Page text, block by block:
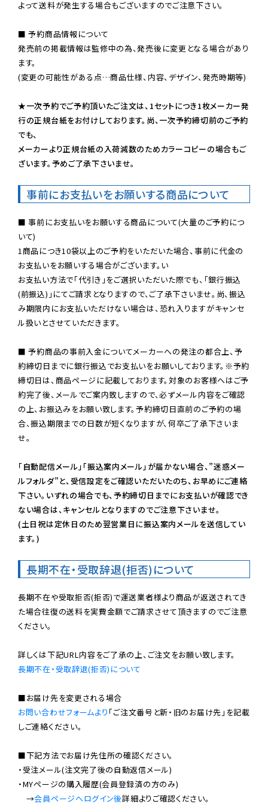
よって送料が発生する場合もございますのでご注意下さい。
■ 予約商品情報について
発売前の掲載情報は監修中の為、発売後に変更となる場合があり
ます。
(変更の可能性がある点…商品仕様、内容、デザイン、発売時期等)
★一次予約でご予約頂いたご注文は、1セットにつき1枚メーカー発
行の正規台紙をお付けしております。尚、一次予約締切前のご予約
でも、
メーカーより正規台紙の入荷減数のためカラーコピーの場合もご
ざいます。予めご了承下さいませ。
事前にお支払いをお願いする商品について
■ 事前にお支払いをお願いする商品について(大量のご予約につ
いて)
1商品につき10袋以上のご予約をいただいた場合、事前に代金の
お支払いをお願いする場合がございます。い
お支払い方法で「代引き」をご選択いただいた際でも、「銀行振込
(前振込)」にてご請求となりますので、ご了承下さいませ。尚、振込
み期限内にお支払いただけない場合は、恐れ入りますがキャンセ
ル扱いとさせていただきます。
■ 予約商品の事前入金についてメーカーへの発注の都合上、予
約締切日までに銀行振込でお支払いをお願いしております。※予約
締切日は、商品ページに記載しております。対象のお客様へはご予
約完了後、メールでご案内致しますので、必ずメール内容をご確認
の上、お振込みをお願い致します。予約締切日直前のご予約の場
合、振込期限までの日数が短くなりますが、何卒ご了承下さいま
せ。
「自動配信メール」「振込案内メール」が届かない場合、”迷惑メー
ルフォルダ”と、受信設定をご確認いただいたのち、お早めにご連絡
下さい。いずれの場合でも、予約締切日までにお支払いが確認でき
ない場合は、キャンセルとなりますのでご注意下さいませ。
(土日祝は定休日のため翌営業日に振込案内メールを送信してい
ます。)
長期不在・受取辞退(拒否)について
長期不在や受取拒否(拒否)で運送業者様より商品が返送されてき
た場合往復の送料を実費金額でご請求させて頂きますのでご注意
ください。
長期不在・受取辞退(拒否)について
お問い合わせフォームより 「ご注文番号と新・旧のお届け先」を記載
しご連絡ください。
■下記方法でお届け先住所の確認ください。
・受注メール(注文完了後の自動返信メール)
・MYページの購入履歴(会員登録済の方のみ)
→会員ページへログイン後詳細よりご確認ください。